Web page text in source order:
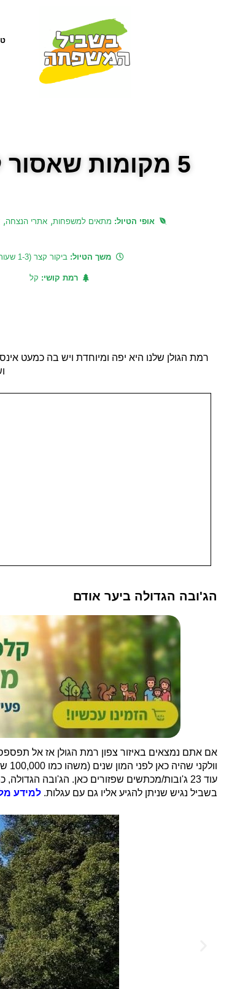
5 מקומות שאסור לפספס אם מגיעים לטיול ברמת הגולן
אופי הטיול: מתאים למשפחות, אתרי הנצחה,
משך הטיול:ביקור קצר (1-3 שעות)
רמת קושי: קל
רמת הגולן שלנו היא יפה ומיוחדת ויש בה כמעט
הג'ובה הגדולה ביער אודם
אם אתם נמצאים באיזור צפון רמת הגולן אז אל
וולקני שהיה כאן לפני המון שנים (משהו כמו 100,000 שנה) – תופעה גיאולוגית מיוחדת.
עוד 23 ג'ובות/מכתשים שפזורים כאן. הג'ובה הגדולה, כמו ששמה מרמז, היא הגדולה מבין כל הג'ובות – קוטרה כ 250 מ' ועומקה כ – 60 מ
בשביל נגיש שניתן להגיע אליו גם עם עגלות. למידע